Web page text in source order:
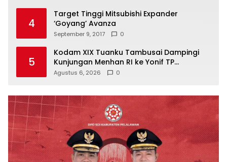
4
Target Tinggi Mitsubishi Expander
‘Goyang’ Avanza
September 9, 2017 0
5
Kodam XIX Tuanku Tambusai Dampingi
Kunjungan Menhan RI ke Yonif TP
952/Imam Bulqin, Perkuat Pembangunan
Agustus 6, 2026 0